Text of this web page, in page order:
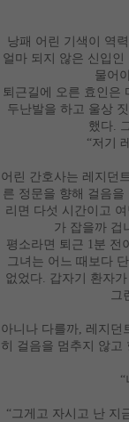
낭패 어린 기색이 역
얼마 되지 않은 신입인
물어
퇴근길에 오른 효인은
두난발을 하고 울상
했다.
“저기
어린 간호사는 레지던
른 정문을 향해 걸음을
리면 다섯 시간이고
가 잡을까 겁
평소라면 퇴근 1분 전
그녀는 어느 때보다
없었다. 갑자기 환자
그
아니나 다를까, 레지던
히 걸음을 멈추지 않고
“
“그게고 자시고 난 지